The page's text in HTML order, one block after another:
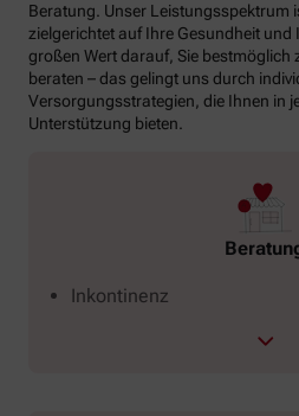
Beratung. Unser Leistungsspektrum
zielgerichtet auf Ihre Gesundheit und
großen Wert darauf, Sie bestmöglich
beraten – das gelingt uns durch
Versorgungsstrategien, die Ihnen in
Unterstützung bieten.
Inkontinenz